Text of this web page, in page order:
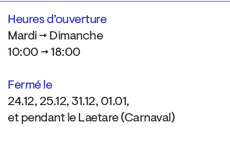
Heures d’ouverture
Mardi → Dimanche
10:00 → 18:00
Fermé le
24.12, 25.12, 31.12, 01.01,
et pendant le Laetare (Carnaval)